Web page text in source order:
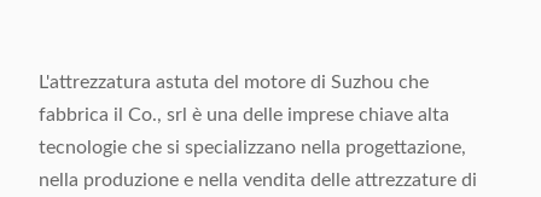
L'attrezzatura astuta del motore di Suzhou che
fabbrica il Co., srl è una delle imprese chiave alta
tecnologie che si specializzano nella progettazione,
nella produzione e nella vendita delle attrezzature di